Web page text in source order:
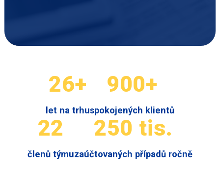
26+
let na trhu
900+
spokojených klientů
22
členů týmu
250 tis.
zaúčtovaných případů ročně